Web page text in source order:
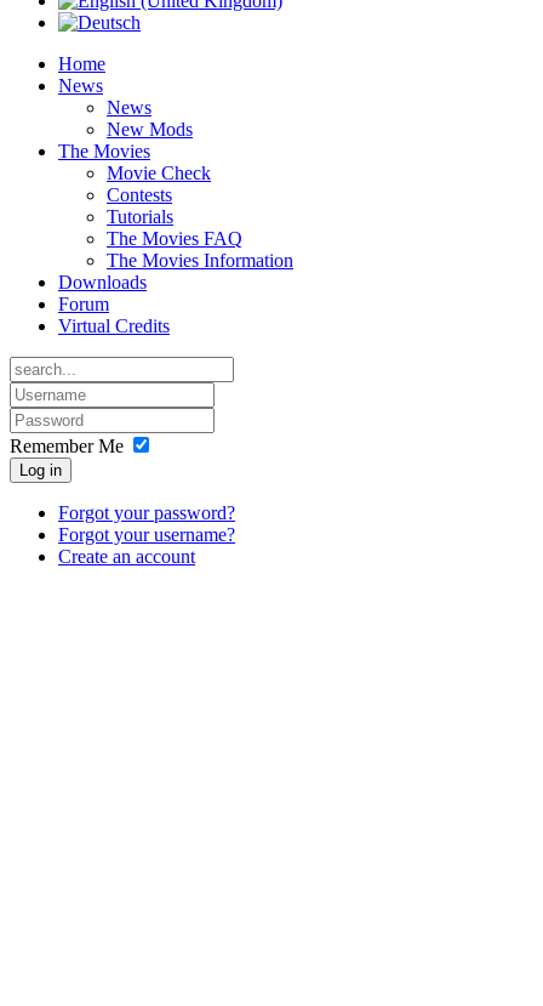
Home
News
News
New Mods
The Movies
Movie Check
Contests
Tutorials
The Movies FAQ
The Movies Information
Downloads
Forum
Virtual Credits
Remember Me
Log in
Forgot your password?
Forgot your username?
Create an account